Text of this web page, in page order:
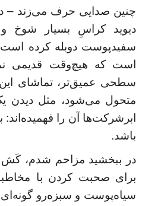
چنین صدایی حرف می‌زند –
دیوید کراسِ بسیار شوخ و
سفیدپوست دوبله کرده است
است که هیچ‌وقت قدیمی
سطحی عمیق‌تر، تماشای
متحول می‌شود، مثل دیدن
ابرشرکت‌ها آن را
باشد.
در ببخشید مزاحم شدم، کَش
برای صحبت کردن با
سیاه‌پوست و سبزه‌رو گونه‌ای